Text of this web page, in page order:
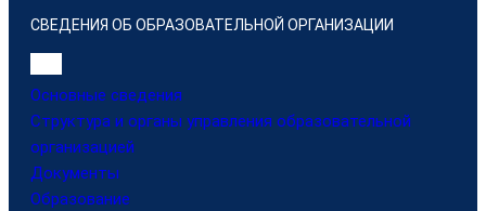
СВЕДЕНИЯ ОБ ОБРАЗОВАТЕЛЬНОЙ ОРГАНИЗАЦИИ
Основные сведения
Структура и органы управления образовательной
организацией
Документы
Образование